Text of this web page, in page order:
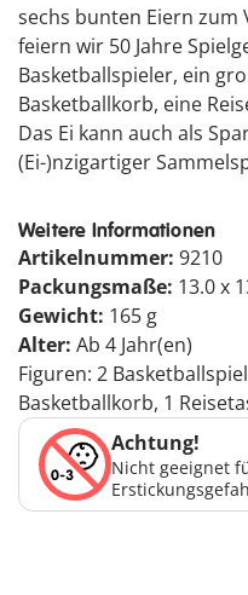
sechs bunten Eiern zum
feiern wir 50 Jahre
Basketballspieler, ein
Basketballkorb, eine
Das Ei kann auch als
(Ei-)nzigartiger
Weitere Informationen
Artikelnummer: 9210
Packungsmaße: 13.0 x
Gewicht: 165 g
Alter: Ab 4 Jahr(en)
Figuren: 2
Basketballkorb, 1
Achtung!
Nicht geeignet